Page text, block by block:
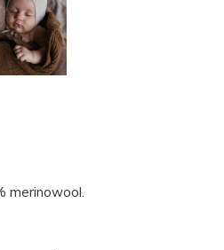
merinowool.